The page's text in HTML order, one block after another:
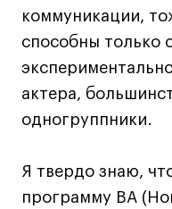
Политика
Кредит на
Лицензия на
коммуникации,
способны только
актера,
одногруппники.
Я твердо знаю,
программу BA